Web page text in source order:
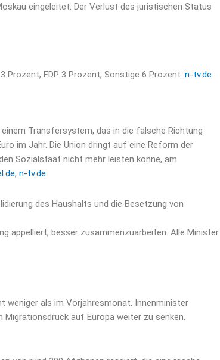
eingeleitet. Der Verlust des juristischen Status
Prozent, FDP 3 Prozent, Sonstige 6 Prozent. n-tv.de
Transfersystem, das in die falsche Richtung
im Jahr. Die Union dringt auf eine Reform der
Sozialstaat nicht mehr leisten könne, am
, n-tv.de
des Haushalts und die Besetzung von
appelliert, besser zusammenzuarbeiten. Alle Minister
weniger als im Vorjahresmonat. Innenminister
auf Europa weiter zu senken.